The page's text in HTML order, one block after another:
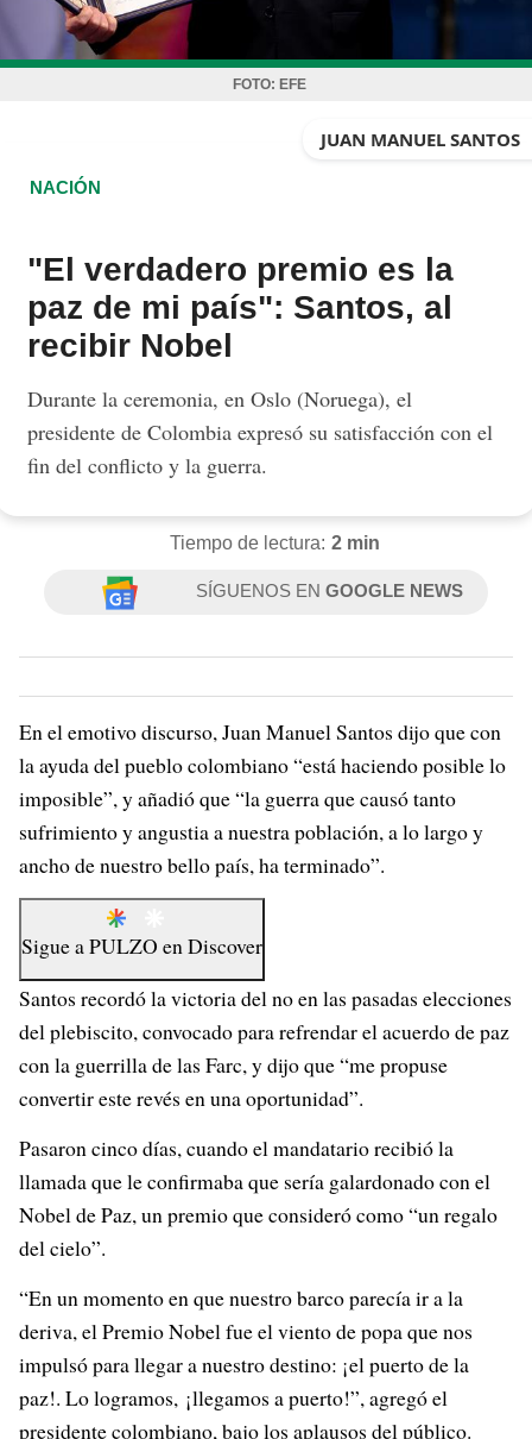
FOTO: EFE
JUAN MANUEL SANTOS
NACIÓN
"El verdadero premio es la
paz de mi país": Santos, al
recibir Nobel
Durante la ceremonia, en Oslo (Noruega), el
presidente de Colombia expresó su satisfacción con el
fin del conflicto y la guerra.
Tiempo de lectura: 2 min
SÍGUENOS ENGOOGLE NEWS
En el emotivo discurso, Juan Manuel Santos dijo que con
la ayuda del pueblo colombiano “está haciendo posible lo
imposible”, y añadió que “la guerra que causó tanto
sufrimiento y angustia a nuestra población, a lo largo y
ancho de nuestro bello país, ha terminado”.
Sigue aPULZO enDiscover
Santos recordó la victoria del no en las pasadas elecciones
del plebiscito, convocado para refrendar el acuerdo de paz
con la guerrilla de las Farc, y dijo que “me propuse
convertir este revés en una oportunidad”.
Pasaron cinco días, cuando el mandatario recibió la
llamada que le confirmaba que sería galardonado con el
Nobel de Paz, un premio que consideró como “un regalo
del cielo”.
“En un momento en que nuestro barco parecía ir a la
deriva, el Premio Nobel fue el viento de popa que nos
impulsó para llegar a nuestro destino: ¡el puerto de la
paz!. Lo logramos, ¡llegamos a puerto!”, agregó el
presidente colombiano, bajo los aplausos del público.